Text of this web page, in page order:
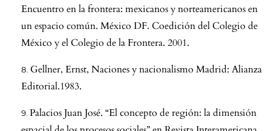
Encuentro en la frontera: mexicanos y norteamericanos en
un espacio común. México DF. Coedición del Colegio de
México y el Colegio de la Frontera. 2001.
Gellner, Ernst, Naciones y nacionalismo Madrid: Alianza
Editorial.1983.
Palacios Juan José. “El concepto de región: la dimensión